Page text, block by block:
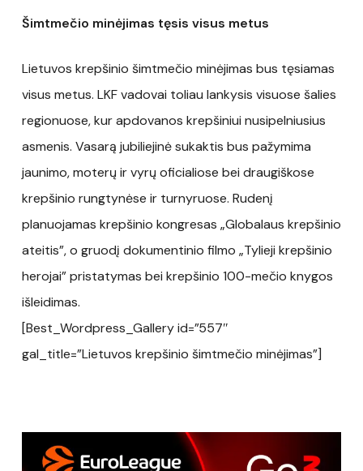
Šimtmečio minėjimas tęsis visus metus
Lietuvos krepšinio šimtmečio minėjimas bus tęsiamas
visus metus. LKF vadovai toliau lankysis visuose šalies
regionuose, kur apdovanos krepšiniui nusipelniusius
asmenis. Vasarą jubiliejinė sukaktis bus pažymima
jaunimo, moterų ir vyrų oficialiose bei draugiškose
krepšinio rungtynėse ir turnyruose. Rudenį
planuojamas krepšinio kongresas „Globalaus krepšinio
ateitis”, o gruodį dokumentinio filmo „Tylieji krepšinio
herojai” pristatymas bei krepšinio 100-mečio knygos
išleidimas.
[Best_Wordpress_Gallery id=”557″
gal_title=”Lietuvos krepšinio šimtmečio minėjimas”]